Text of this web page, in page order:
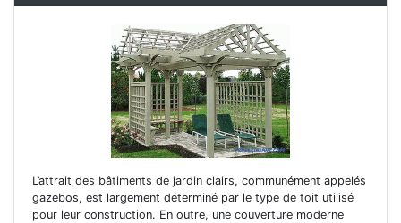
L’attrait des bâtiments de jardin clairs, communément appelés
gazebos, est largement déterminé par le type de toit utilisé
pour leur construction. En outre, une couverture moderne